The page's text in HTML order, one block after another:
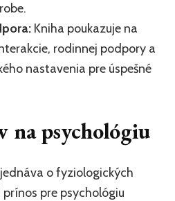
Kniha poukazuje na
rodinnej podpory a
nastavenia pre úspešné
na psychológiu
o fyziologických
pre psychológiu